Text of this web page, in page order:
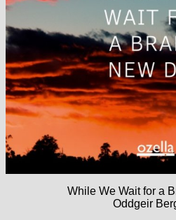
While We Wait for a
Oddgeir